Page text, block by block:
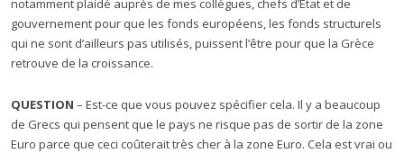
notamment plaidé auprès de mes collègues, chefs d’Etat et de
gouvernement pour que les fonds européens, les fonds structurels
qui ne sont d’ailleurs pas utilisés, puissent l’être pour que la Grèce
retrouve de la croissance.
QUESTION – Est-ce que vous pouvez spécifier cela. Il y a beaucoup
de Grecs qui pensent que le pays ne risque pas de sortir de la zone
Euro parce que ceci coûterait très cher à la zone Euro. Cela est vrai ou